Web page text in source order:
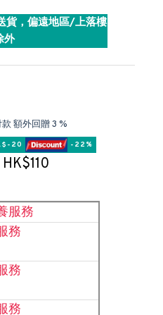
貨，偏遠地區/上落樓
外
額外回贈 3 %
20 -22%
服務
務
務
務